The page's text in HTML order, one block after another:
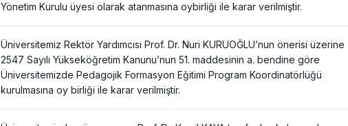
Yönetim Kurulu üyesi olarak atanmasına oybirliği ile karar verilmiştir.
Üniversitemiz Rektör Yardımcısı Prof. Dr. Nuri KURUOĞLU’nun önerisi üzerine
2547 Sayılı Yükseköğretim Kanunu’nun 51. maddesinin a. bendine göre
Üniversitemizde Pedagojik Formasyon Eğitimi Program Koordinatörlüğü
kurulmasına oy birliği ile karar verilmiştir.